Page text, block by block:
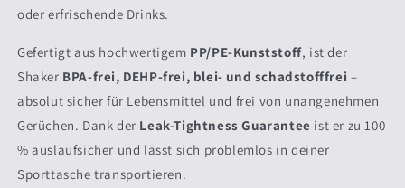
oder erfrischende Drinks.
Gefertigt aus hochwertigem PP/PE-Kunststoff, ist der
Shaker BPA-frei, DEHP-frei, blei- und schadstofffrei –
absolut sicher für Lebensmittel und frei von unangenehmen
Gerüchen. Dank der Leak-Tightness Guarantee ist er zu 100
% auslaufsicher und lässt sich problemlos in deiner
Sporttasche transportieren.